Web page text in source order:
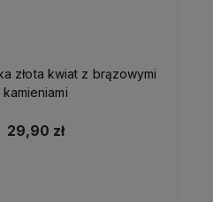
złota kwiat z brązowymi
kamieniami
29,90 zł